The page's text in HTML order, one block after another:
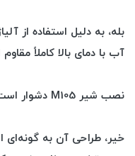
بله، به دلیل استفاده از
آب با دمای بالا کاملاً
نصب شیر M105 دشوار است؟
خیر، طراحی آن به گونه‌ای